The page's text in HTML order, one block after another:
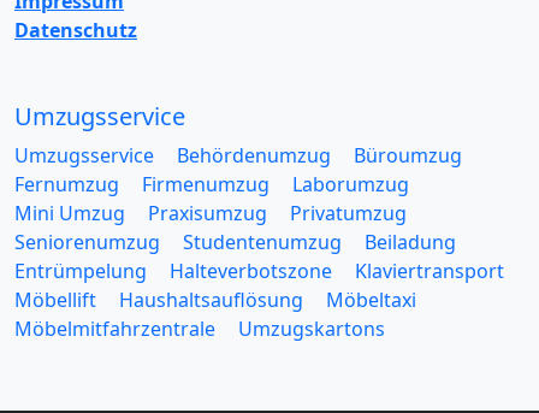
Datenschutz
Umzugsservice
Umzugsservice Behördenumzug
Büroumzug
Fernumzug
Firmenumzug
Laborumzug
Mini Umzug
Praxisumzug
Privatumzug
Seniorenumzug
Studentenumzug
Beiladung
Entrümpelung
Halteverbotszone
Klaviertransport
Möbellift
Haushaltsauflösung
Möbeltaxi
Möbelmitfahrzentrale
Umzugskartons